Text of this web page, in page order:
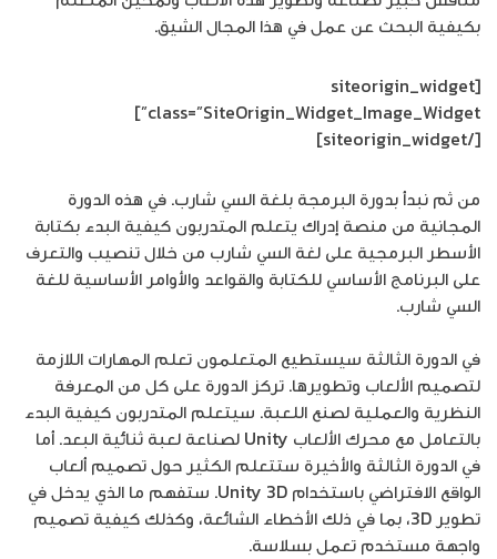
بكيفية البحث عن عمل في هذا المجال الشيق.
[siteorigin_widget
class=”SiteOrigin_Widget_Image_Widget”]
[/siteorigin_widget]
من ثم نبدأ بدورة البرمجة بلغة السي شارب. في هذه الدورة
المجانية من منصة إدراك يتعلم المتدربون كيفية البدء بكتابة
الأسطر البرمجية على لغة السي شارب من خلال تنصيب والتعرف
على البرنامج الأساسي للكتابة والقواعد والأوامر الأساسية للغة
السي شارب.
في الدورة الثالثة سيستطيع المتعلمون تعلم المهارات اللازمة
لتصميم الألعاب وتطويرها. تركز الدورة على كل من المعرفة
النظرية والعملية لصنع اللعبة. سيتعلم المتدربون كيفية البدء
بالتعامل مع محرك الألعاب Unity لصناعة لعبة ثنائية البعد. أما
في الدورة الثالثة والأخيرة ستتعلم الكثير حول تصميم ألعاب
الواقع الافتراضي باستخدام Unity 3D. ستفهم ما الذي يدخل في
تطوير 3D، بما في ذلك الأخطاء الشائعة، وكذلك كيفية تصميم
واجهة مستخدم تعمل بسلاسة.